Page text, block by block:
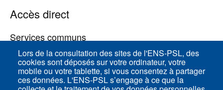
Lors de la consultation des sites de l'ENS-PSL, des
cookies sont déposés sur votre ordinateur, votre
mobile ou votre tablette, si vous consentez à partager
ces données. L'ENS-PSL s’engage à ce que la
Accès direct
Services communs
ENS-PSL Physique